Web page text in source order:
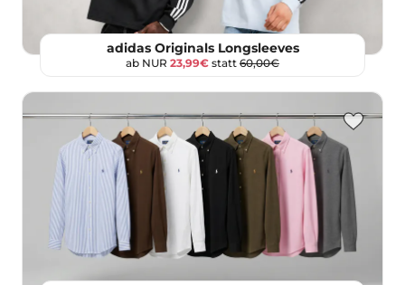
adidas Originals Longsleeves
ab NUR 23,99€ statt 60,00€